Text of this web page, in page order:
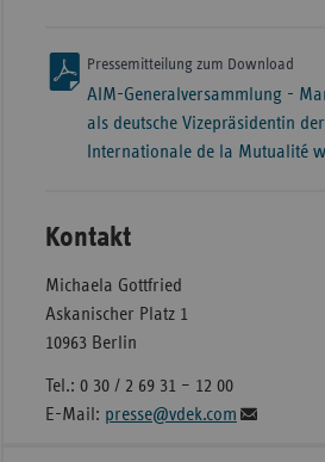
Pressemitteilung zum Download
AIM-Generalversammlung -
als deutsche Vizepräsidentin
Internationale de la Mutualité
Kontakt
Michaela Gottfried
Askanischer Platz 1
10963 Berlin
Tel.: 0 30 / 2 69 31 – 12 00
E-Mail: presse@vdek.com